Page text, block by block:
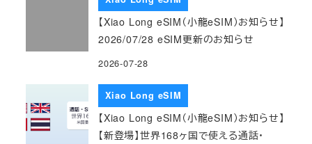
【Xiao Long eSIM（小龍eSIM）お知らせ】
2026/07/28 eSIM更新のお知らせ
2026-07-28
Xiao Long eSIM
【Xiao Long eSIM（小龍eSIM）お知らせ】
【新登場】世界168ヶ国で使える通話・